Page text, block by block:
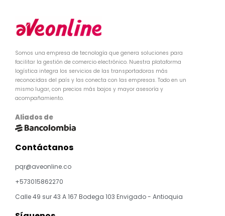
Somos una empresa de tecnología que genera soluciones para
facilitar la gestión de comercio electrónico. Nuestra plataforma
logística integra los servicios de las transportadoras más
reconocidas del país y las conecta con las empresas. Todo en un
mismo lugar, con precios más bajos y mayor asesoría y
acompañamiento.
Aliados de
Contáctanos
pqr@aveonline.co
+573015862270
Calle 49 sur 43 A 167 Bodega 103 Envigado - Antioquia